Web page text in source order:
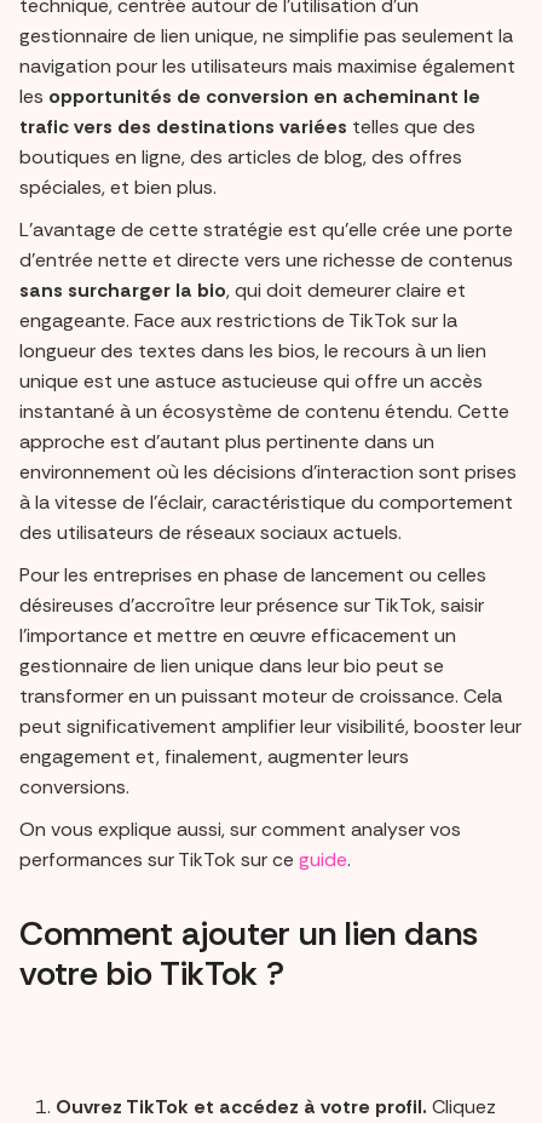
technique, centrée autour de l'utilisation d'un
gestionnaire de lien unique, ne simplifie pas seulement la
navigation pour les utilisateurs mais maximise également
les opportunités de conversion en acheminant le
trafic vers des destinations variées telles que des
boutiques en ligne, des articles de blog, des offres
spéciales, et bien plus.
L'avantage de cette stratégie est qu'elle crée une porte
d'entrée nette et directe vers une richesse de contenus
sans surcharger la bio, qui doit demeurer claire et
engageante. Face aux restrictions de TikTok sur la
longueur des textes dans les bios, le recours à un lien
unique est une astuce astucieuse qui offre un accès
instantané à un écosystème de contenu étendu. Cette
approche est d'autant plus pertinente dans un
environnement où les décisions d'interaction sont prises
à la vitesse de l'éclair, caractéristique du comportement
des utilisateurs de réseaux sociaux actuels.
Pour les entreprises en phase de lancement ou celles
désireuses d'accroître leur présence sur TikTok, saisir
l'importance et mettre en œuvre efficacement un
gestionnaire de lien unique dans leur bio peut se
transformer en un puissant moteur de croissance. Cela
peut significativement amplifier leur visibilité, booster leur
engagement et, finalement, augmenter leurs
conversions.
On vous explique aussi, sur comment analyser vos
performances sur TikTok sur ce guide.
Comment ajouter un lien dans
votre bio TikTok ?
Ouvrez TikTok et accédez à votre profil. Cliquez